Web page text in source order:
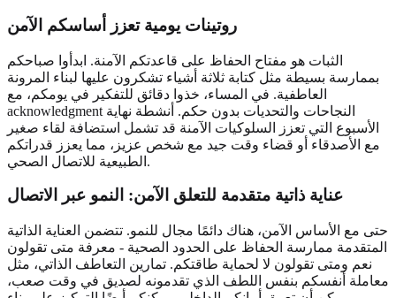
روتينات يومية تعزز أساسكم الآمن
الثبات هو مفتاح الحفاظ على قاعدتكم الآمنة. ابدأوا صباحكم
بممارسة بسيطة مثل كتابة ثلاثة أشياء تشكرون عليها لبناء المرونة
العاطفية. في المساء، خذوا دقائق للتفكير في يومكم، مع
acknowledgment النجاحات والتحديات بدون حكم. أنشطة نهاية
الأسبوع التي تعزز السلوكيات الآمنة قد تشمل استضافة لقاء صغير
مع الأصدقاء أو قضاء وقت جيد مع شخص عزيز، مما يعزز قدراتكم
الطبيعية للاتصال الصحي.
عناية ذاتية متقدمة للتعلق الآمن: النمو عبر الاتصال
حتى مع الأساس الآمن، هناك دائمًا مجال للنمو. تتضمن العناية الذاتية
المتقدمة ممارسة الحفاظ على الحدود الصحية - معرفة متى تقولون
نعم ومتى تقولون لا لحماية طاقتكم. تمارين التعاطف الذاتي، مثل
معاملة أنفسكم بنفس اللطف الذي تقدمونه لصديق في وقت صعب،